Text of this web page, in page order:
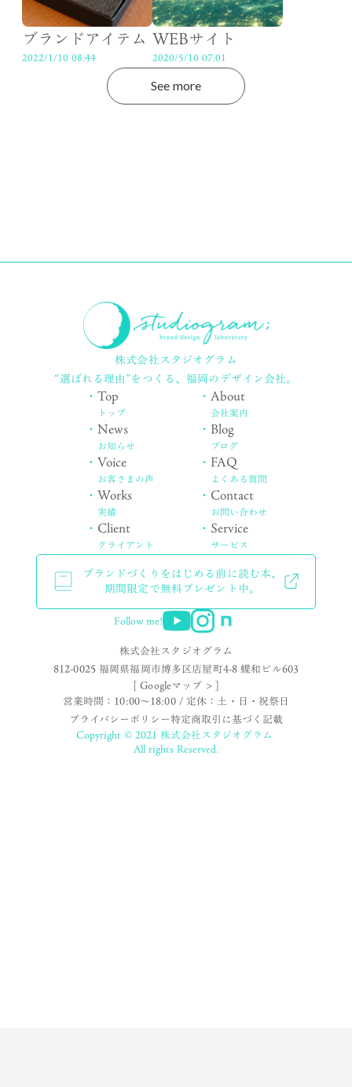
ブランドアイテム
2022/1/10 08:44
WEBサイト
2020/5/10 07:01
See more
株式会社スタジオグラム
“選ばれる理由”をつくる、福岡のデザイン会社。
・Top
トップ
・News
お知らせ
・Voice
お客さまの声
・Works
実績
・ Client
クライアント
・About
会社案内
・ Blog
ブログ
・ FAQ
よくある質問
・ Contact
お問い合わせ
・ Service
サービス
ブランドづくりをはじめる前に読む本、
期間限定で無料プレゼント中。
Follow me!
株式会社スタジオグラム
812-0025 福岡県福岡市博多区店屋町4-8 蝶和ビル603
[ Googleマップ > ]
営業時間：10:00〜18:00 / 定休：土・日・祝祭日
プライバシーポリシー特定商取引に基づく記載
Copyright © 2021 株式会社スタジオグラム
All rights Reserved.